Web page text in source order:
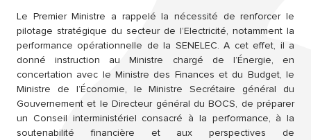
Le Premier Ministre a rappelé la nécessité de renforcer le
pilotage stratégique du secteur de l’Electricité, notamment la
performance opérationnelle de la SENELEC. A cet effet, il a
donné instruction au Ministre chargé de l’Énergie, en
concertation avec le Ministre des Finances et du Budget, le
Ministre de l’Économie, le Ministre Secrétaire général du
Gouvernement et le Directeur général du BOCS, de préparer
un Conseil interministériel consacré à la performance, à la
soutenabilité financière et aux perspectives de